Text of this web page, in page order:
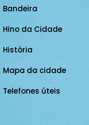
Bandeira
Hino da Cidade
História
Mapa da cidade
Telefones úteis